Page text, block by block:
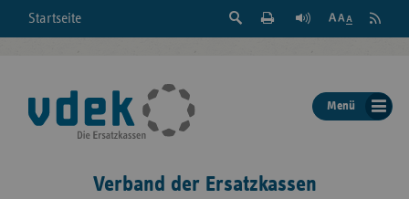
Startseite
Suche
der
Seite
Feed
Menü
Verband der Ersatzkassen